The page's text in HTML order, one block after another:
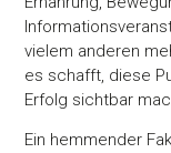
vielem anderen
es schafft, diese
Erfolg sichtbar
Ein hemmender